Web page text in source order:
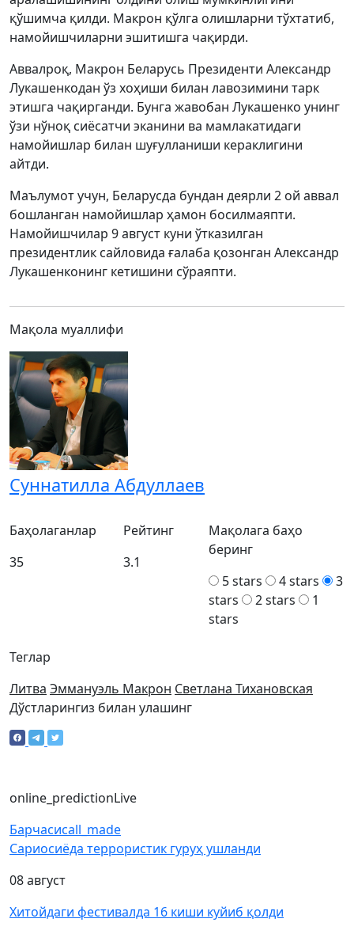
қўшимча қилди. Макрон қўлга олишларни тўхтатиб,
намойишчиларни эшитишга чақирди.
Аввалроқ, Макрон Беларусь Президенти Александр
Лукашенкодан ўз хоҳиши билан лавозимини тарк
этишга чақирганди. Бунга жавобан Лукашенко унинг
ўзи нўноқ сиёсатчи эканини ва мамлакатидаги
намойишлар билан шуғулланиши кераклигини
айтди.
Маълумот учун, Беларусда бундан деярли 2 ой аввал
бошланган намойишлар ҳамон босилмаяпти.
Намойишчилар 9 август куни ўтказилган
президентлик сайловида ғалаба қозонган Александр
Лукашенконинг кетишини сўраяпти.
Мақола муаллифи
Суннатилла Абдуллаев
Теглар
Литва Эммануэль Макрон Светлана Тихановская
Баҳолаганлар
35
Рейтинг
3.1
Мақолага баҳо
беринг
5 stars
4 stars
3
stars
2 stars
1
stars
Дўстларингиз билан улашинг
online_predictionLive
Барчасиcall_made
Сариосиёда террористик гуруҳ ушланди
08 август
Хитойдаги фестивалда 16 киши куйиб қолди